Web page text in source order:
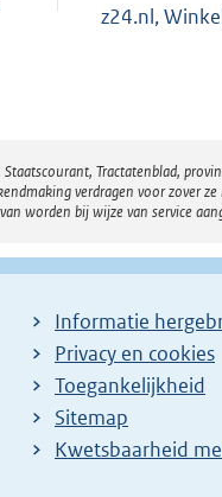
z24.nl,
Tractatenblad,
verdragen voor zover
worden bij wijze van service
Informatie
Privacy en cookies
Toegankelijkheid
Sitemap
E
Kwetsbaarheid